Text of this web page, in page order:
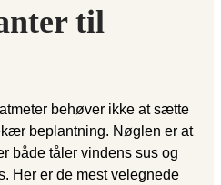
til
behøver ikke at sætte
beplantning. Nøglen er at
både tåler vindens sus og
Her er de mest velegnede